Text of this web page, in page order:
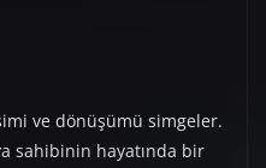
ve dönüşümü simgeler.
sahibinin hayatında bir